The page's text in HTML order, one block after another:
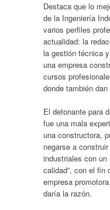
Destaca que lo
de la Ingeniería
varios perfiles
actualidad: la
la gestión técnica
una empresa
cursos
donde también
El detonante para
fue una mala
una constructora,
negarse a
industriales con un
calidad”, con el fin
empresa
daría la razón.